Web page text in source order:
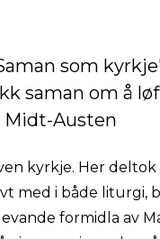
som
saman om å
Midt-Austen
kyrkje. Her deltok
med i både liturgi,
formidla av